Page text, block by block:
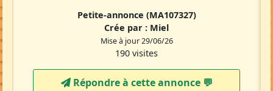
Petite-annonce (MA107327)
Crée par : Miel
Mise à jour 29/06/26
190 visites
Répondre à cette annonce 💬​